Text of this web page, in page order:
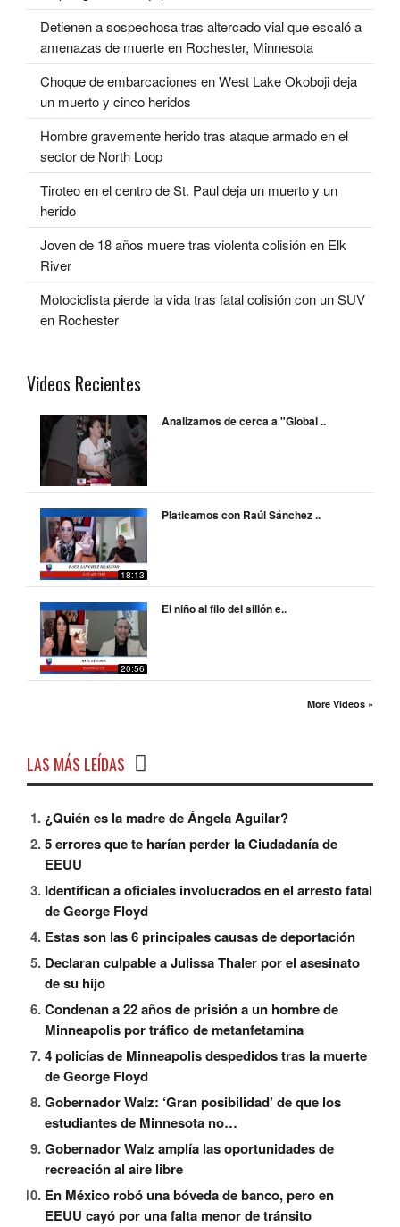
Detienen a sospechosa tras altercado vial que escaló a
amenazas de muerte en Rochester, Minnesota
Choque de embarcaciones en West Lake Okoboji deja
un muerto y cinco heridos
Hombre gravemente herido tras ataque armado en el
sector de North Loop
Tiroteo en el centro de St. Paul deja un muerto y un
herido
Joven de 18 años muere tras violenta colisión en Elk
River
Motociclista pierde la vida tras fatal colisión con un SUV
en Rochester
Videos Recientes
Analizamos de cerca a "Global ..
18:13
Platicamos con Raúl Sánchez ..
20:56
El niño al filo del sillón e..
More Videos »
LAS MÁS LEÍDAS
¿Quién es la madre de Ángela Aguilar?
5 errores que te harían perder la Ciudadanía de
EEUU
Identifican a oficiales involucrados en el arresto fatal
de George Floyd
Estas son las 6 principales causas de deportación
Declaran culpable a Julissa Thaler por el asesinato
de su hijo
Condenan a 22 años de prisión a un hombre de
Minneapolis por tráfico de metanfetamina
4 policías de Minneapolis despedidos tras la muerte
de George Floyd
Gobernador Walz: ‘Gran posibilidad’ de que los
estudiantes de Minnesota no…
Gobernador Walz amplía las oportunidades de
recreación al aire libre
En México robó una bóveda de banco, pero en
EEUU cayó por una falta menor de tránsito